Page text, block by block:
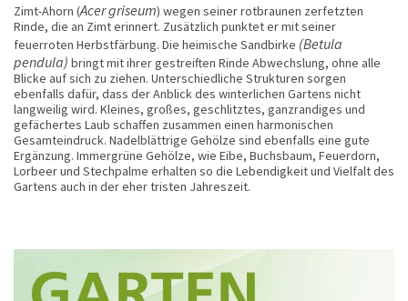
Zimt-Ahorn (Acer griseum) wegen seiner rotbraunen zerfetzten
Rinde, die an Zimt erinnert. Zusätzlich punktet er mit seiner
feuerroten Herbstfärbung. Die heimische Sandbirke (Betula
pendula) bringt mit ihrer gestreiften Rinde Abwechslung, ohne alle
Blicke auf sich zu ziehen. Unterschiedliche Strukturen sorgen
ebenfalls dafür, dass der Anblick des winterlichen Gartens nicht
langweilig wird. Kleines, großes, geschlitztes, ganzrandiges und
gefächertes Laub schaffen zusammen einen harmonischen
Gesamteindruck. Nadelblättrige Gehölze sind ebenfalls eine gute
Ergänzung. Immergrüne Gehölze, wie Eibe, Buchsbaum, Feuerdorn,
Lorbeer und Stechpalme erhalten so die Lebendigkeit und Vielfalt des
Gartens auch in der eher tristen Jahreszeit.